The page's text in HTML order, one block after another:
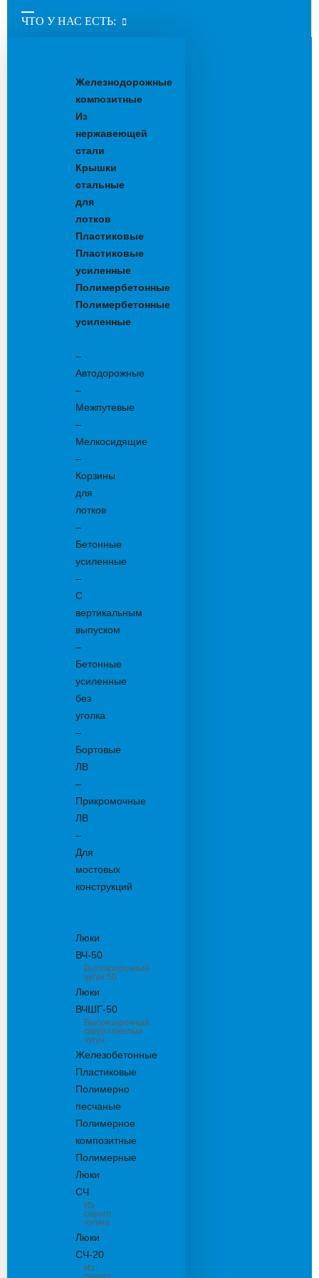
ЧТО У НАС ЕСТЬ:
Железнодорожные
композитные
Из
нержавеющей
стали
Крышки
стальные
для
лотков
Пластиковые
Пластиковые
усиленные
Полимербетонные
Полимербетонные
усиленные
–
Автодорожные
–
Межпутевые
–
Мелкосидящие
–
Корзины
для
лотков
–
Бетонные
усиленные
–
С
вертикальным
выпуском
–
Бетонные
усиленные
без
уголка
–
Бортовые
ЛВ
–
Прикромочные
ЛВ
–
Для
мостовых
конструкций
Люки
ВЧ-50
Высокопрочный
чугун 50
Люки
ВЧШГ-50
Высокопрочный
сверхтяжелый
чугун
Железобетонные
Пластиковые
Полимерно
песчаные
Полимерное
композитные
Полимерные
Люки
СЧ
Из
серого
чугуна
Люки
СЧ-20
Из